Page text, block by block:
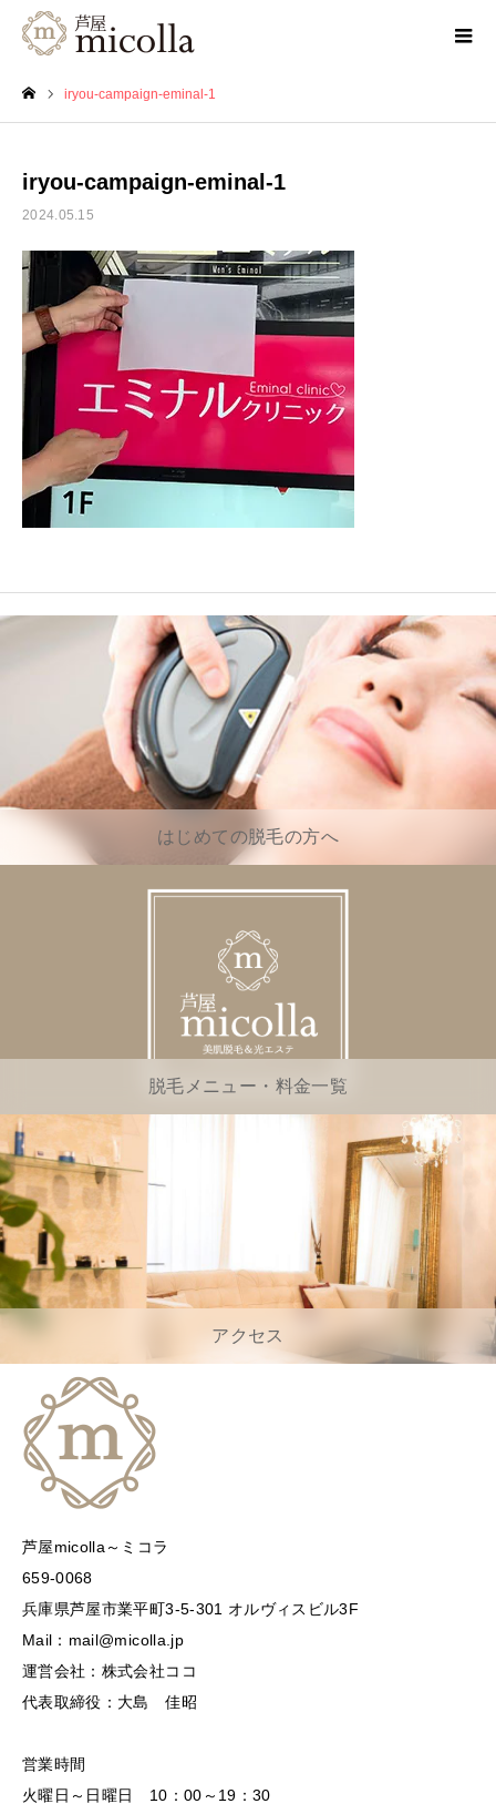
iryou-campaign-eminal-1
iryou-campaign-eminal-1
2024.05.15
はじめての脱毛の方へ
脱毛メニュー・料金一覧
アクセス
芦屋micolla～ミコラ
659-0068
兵庫県芦屋市業平町3-5-301 オルヴィスビル3F
Mail：mail@micolla.jp
運営会社：株式会社ココ
代表取締役：大島 佳昭
営業時間
火曜日～日曜日 10：00～19：30